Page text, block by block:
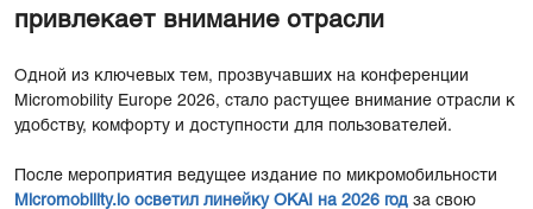
привлекает внимание отрасли
Одной из ключевых тем, прозвучавших на конференции
Micromobility Europe 2026, стало растущее внимание отрасли к
удобству, комфорту и доступности для пользователей.
После мероприятия ведущее издание по микромобильности
Micromobility.io осветил линейку OKAI на 2026 год за свою